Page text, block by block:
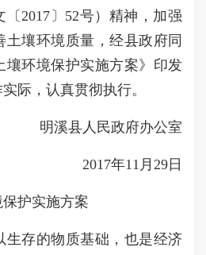
2017〕52号）精神，加强
壤环境质量，经县政府同
壤环境保护实施方案》印发
际，认真贯彻执行。
明溪县人民政府办公室
2017年11月29日
护实施方案
存的物质基础，也是经济